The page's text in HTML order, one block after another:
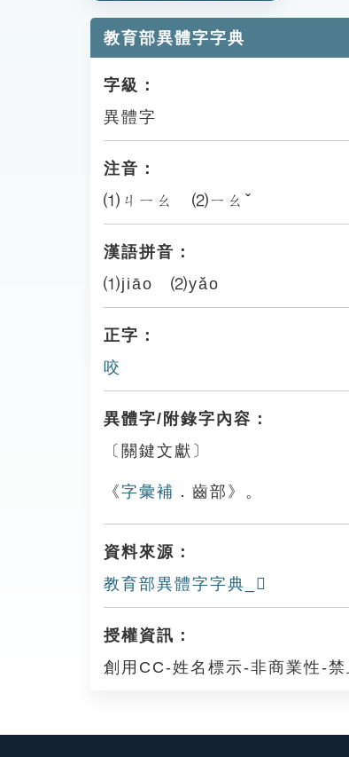
教育部異體字字典
字級：
異體字
注音：
⑴ㄐㄧㄠ ⑵ㄧㄠˇ
漢語拼音：
⑴jiāo ⑵yǎo
正字：
咬
異體字/附錄字內容：
〔關鍵文獻〕
《字彙補 ．齒部》。
資料來源：
教育部異體字字典_𪗡
授權資訊：
創用CC-姓名標示-非商業性-